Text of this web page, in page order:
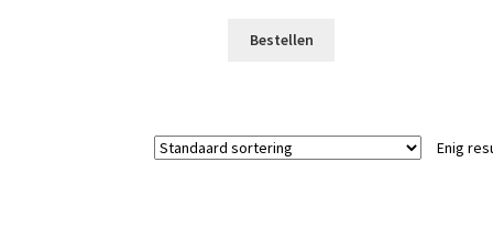
Bestellen
Enig